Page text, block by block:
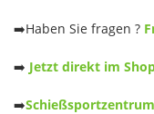
➡️Haben Sie fragen ?
➡️ Jetzt direkt im
➡️